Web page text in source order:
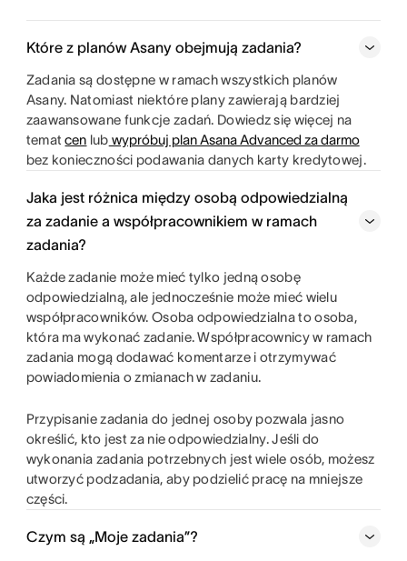
Które z planów Asany obejmują zadania?
Zadania są dostępne w ramach wszystkich planów
Asany. Natomiast niektóre plany zawierają bardziej
zaawansowane funkcje zadań. Dowiedz się więcej na
tematcen lub wypróbuj plan Asana Advanced za darmo
bez konieczności podawania danych karty kredytowej.
Jaka jest różnica między osobą odpowiedzialną
za zadanie a współpracownikiem w ramach
zadania?
Każde zadanie może mieć tylko jedną osobę
odpowiedzialną, ale jednocześnie może mieć wielu
współpracowników. Osoba odpowiedzialna to osoba,
która ma wykonać zadanie. Współpracownicy w ramach
zadania mogą dodawać komentarze i otrzymywać
powiadomienia o zmianach w zadaniu.
Przypisanie zadania do jednej osoby pozwala jasno
określić, kto jest za nie odpowiedzialny. Jeśli do
wykonania zadania potrzebnych jest wiele osób, możesz
utworzyć podzadania, aby podzielić pracę na mniejsze
części.
Czym są „Moje zadania”?